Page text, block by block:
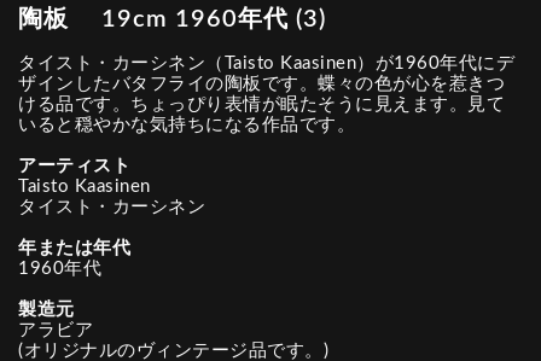
陶板 19cm 1960年代 (3)
タイスト・カーシネン（Taisto Kaasinen）が1960年代にデ
ザインしたバタフライの陶板です。蝶々の色が心を惹きつ
ける品です。ちょっぴり表情が眠たそうに見えます。見て
いると穏やかな気持ちになる作品です。
アーティスト
Taisto Kaasinen
タイスト・カーシネン
年または年代
1960年代
製造元
アラビア
(オリジナルのヴィンテージ品です。)